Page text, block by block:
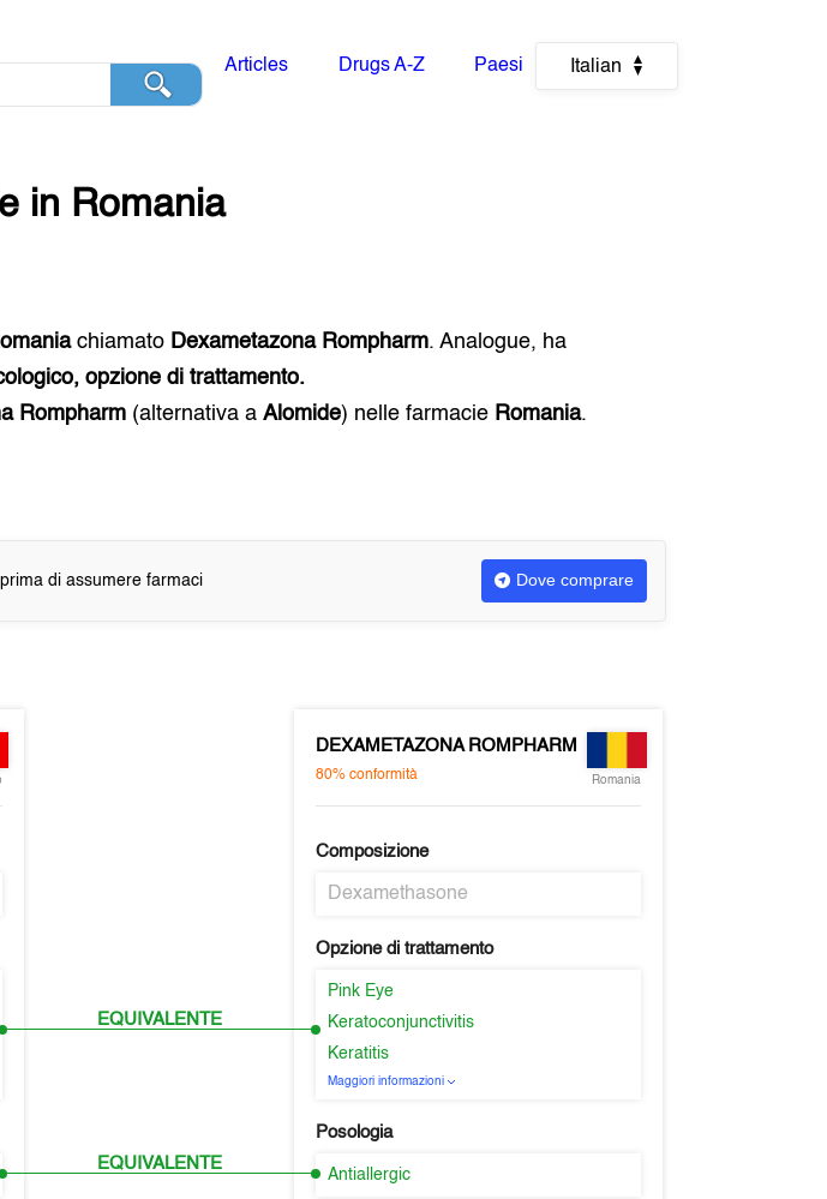
Articles Drugs A-Z Paesi Italian
in Romania
chiamato Dexametazona Rompharm. Analogue, ha
opzione di trattamento.
Rompharm (alternativa aAlomide) nelle farmacie Romania.
di assumere farmaci Dove comprare
EQUIVALENTE
EQUIVALENTE
DEXAMETAZONA ROMPHARM
80% conformità Romania
Composizione
Dexamethasone
Opzione di trattamento
Pink Eye
Keratoconjunctivitis
Keratitis
Maggiori informazioni
Posologia
Antiallergic